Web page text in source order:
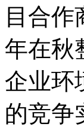
目合
年在秋
企业环
的竞争